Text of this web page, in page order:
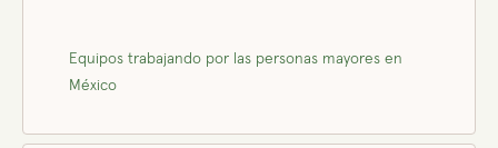
Equipos trabajando por las personas mayores en
México